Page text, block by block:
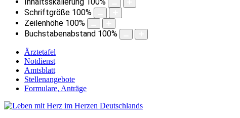
Schriftgröße 100%
Zeilenhöhe 100%
Buchstabenabstand 100%
Ärztetafel
Notdienst
Amtsblatt
Stellenangebote
Formulare, Anträge